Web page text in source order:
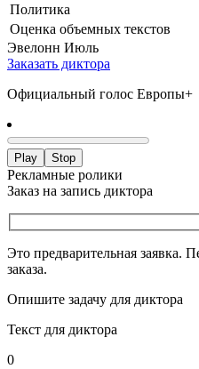
Политика
Оценка объемных текстов
Эвелонн Июль
Заказать диктора
Официальный голос Европы+
Play Stop
Рекламные ролики
Заказ на запись диктора
Это предварительная заявка.
заказа.
Опишите задачу для диктора
Текст для диктора
0